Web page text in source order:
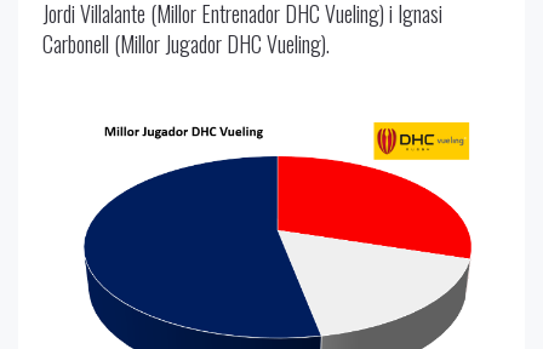
Jordi Villalante (Millor Entrenador DHC Vueling) i Ignasi
Carbonell (Millor Jugador DHC Vueling).